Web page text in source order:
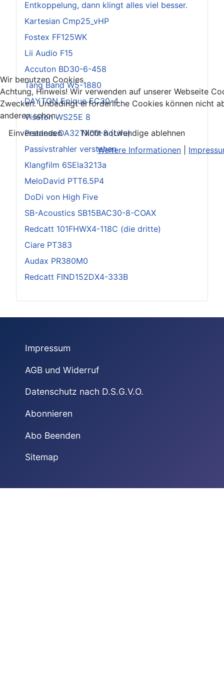
Entkoppelung, dann klingt alles viel besser.
Kartesian Cmp25_vHP
Fostex FF125WK
Lii Audio F15
Accuton BD30-6-458
Tang Band W5-1880
DAYTON Epique EC30-4
Visaton WS25E 8
Peerless DA32TX00-8 (Lifu)
Passivstrahler verstehen
Klangfilm 6SEla3213a
MeloDavid PTT6.5P4
DoDi von High Five
SB-Acoustics SB15BAC30-8-COAX
Redcatt 101FHWX4-118C (die dritte)
Ciare PT383
Audax PR380M0
Redcatt FIND152DX4-333B
Impressum
AGB und Widerruf
Datenschutz nach D.S.G.V.O.
Abonnieren
Abo Beenden
Sitemap
Wir benutzen Cookies
Achtung, Hinweis! Wir verwenden auf unserer Webseite
Zwecken. Unbedingt erforderliche Cookies können nicht
anderen schon.
Einverstanden
Nicht notwendige ablehnen
Weitere Informationen